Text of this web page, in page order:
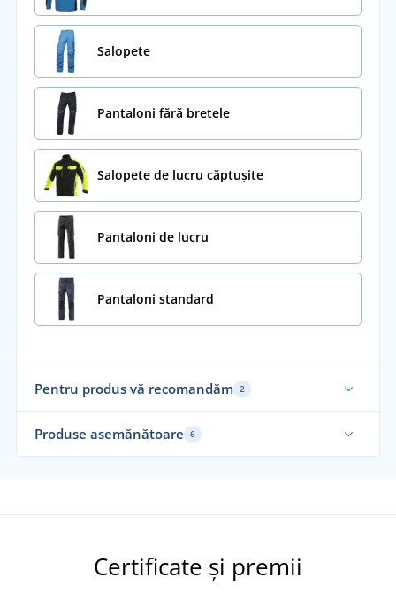
Salopete
Pantaloni fără bretele
Salopete de lucru căptușite
Pantaloni de lucru
Pantaloni standard
Pentru produs vă recomandăm 2
Produse asemănătoare 6
Certificate și premii